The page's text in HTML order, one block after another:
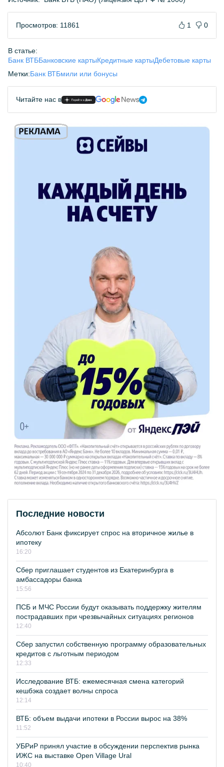
Просмотров: 11861 1 0
В статье:
Банк ВТББанковские картыКредитные картыДебетовые карты
Метки:Банк ВТБмили или бонусы
Читайте нас в
Последние новости
Абсолют Банк фиксирует спрос на вторичное жилье в
ипотеку
16:20
Сбер приглашает студентов из Екатеринбурга в
амбассадоры банка
15:56
ПСБ и МЧС России будут оказывать поддержку жителям
пострадавших при чрезвычайных ситуациях регионов
12:40
Сбер запустил собственную программу образовательных
кредитов с льготным периодом
12:33
Исследование ВТБ: ежемесячная смена категорий
кешбэка создает волны спроса
12:14
ВТБ: объем выдачи ипотеки в России вырос на 38%
11:52
УБРиР принял участие в обсуждении перспектив рынка
ИЖС на выставке Open Village Ural
10:40